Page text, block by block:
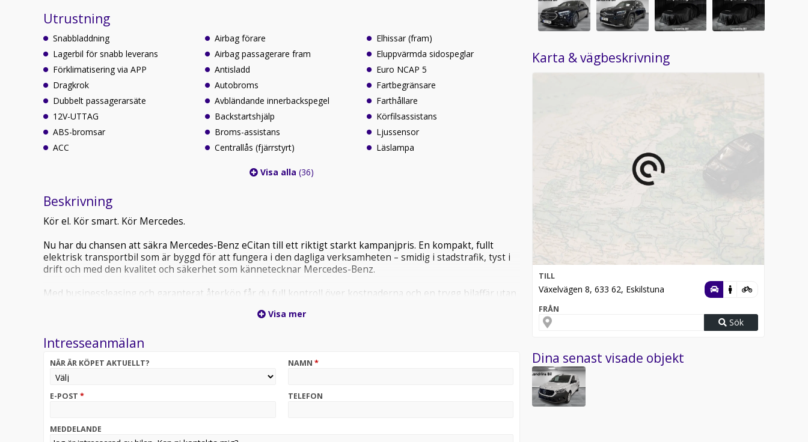
Utrustning
Snabbladdning
Lagerbil för snabb leverans
Förklimatisering via APP
Dragkrok
Dubbelt passagerarsäte
12V-UTTAG
ABS-bromsar
ACC
Airbag förare
Airbag passagerare fram
Antisladd
Autobroms
Avbländande innerbackspegel
Backstartshjälp
Broms-assistans
Centrallås (fjärrstyrt)
Elhissar (fram)
Eluppvärmda sidospeglar
Euro NCAP 5
Fartbegränsare
Farthållare
Körfilsassistans
Ljussensor
Läslampa
Visa alla(36)
Beskrivning
Kör el. Kör smart. Kör Mercedes.
Nu har du chansen att säkra Mercedes-Benz eCitan till ett riktigt starkt kampanjpris. En kompakt, fullt
elektrisk transportbil som är byggd för att fungera i den dagliga verksamheten – smidig i stadstrafik, tyst i
drift och med den kvalitet och säkerhet som kännetecknar Mercedes-Benz.
Med businessleasing och garanterat återköp får du full kontroll över kostnaderna och en trygg bilaffär utan
· Vinterpaket
· Trägolv i lastutrymmet
· Inklätt skåp
Visa mer
Intresseanmälan
NÄR ÄR KÖPET AKTUELLT? NAMN *
E-POST * TELEFON
MEDDELANDE
Karta & vägbeskrivning
TILL
Växelvägen 8, 633 62, Eskilstuna
FRÅN
Sök
Dina senast visade objekt